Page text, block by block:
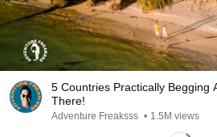
5 Countries Practically Begging
There!
Adventure Freaksss • 1.5M views